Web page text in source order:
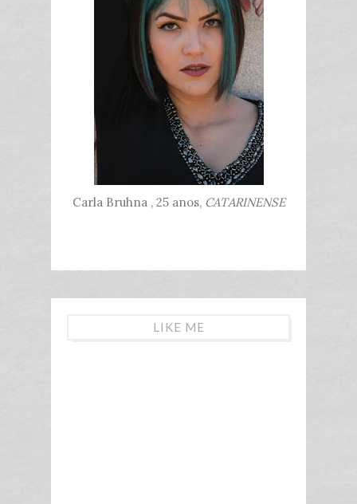
Carla Bruhna , 25 anos, CATARINENSE
LIKE ME